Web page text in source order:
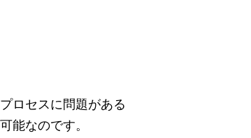
ロセスに問題がある
能なのです。